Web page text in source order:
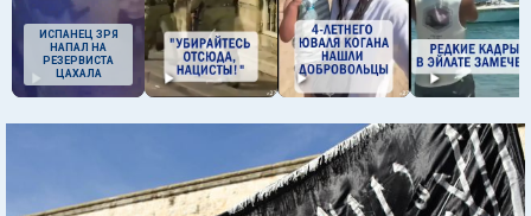
ИСПАНЕЦ ЗРЯ
НАПАЛ НА
РЕЗЕРВИСТА
ЦАХАЛА